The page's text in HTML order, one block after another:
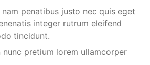
nam penatibus justo nec quis eget
integer rutrum eleifend
tincidunt.
nunc pretium lorem ullamcorper